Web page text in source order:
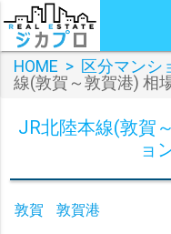
HOME > 区分マンシ
線(敦賀～敦賀港) 相
JR北陸本線(敦賀
ョ
敦賀 敦賀港